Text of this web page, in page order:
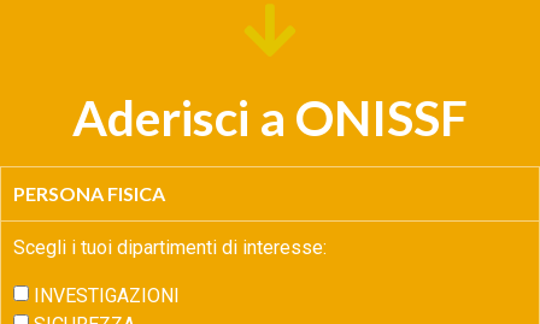
Aderisci a ONISSF
PERSONA FISICA
Scegli i tuoi dipartimenti di interesse:
INVESTIGAZIONI